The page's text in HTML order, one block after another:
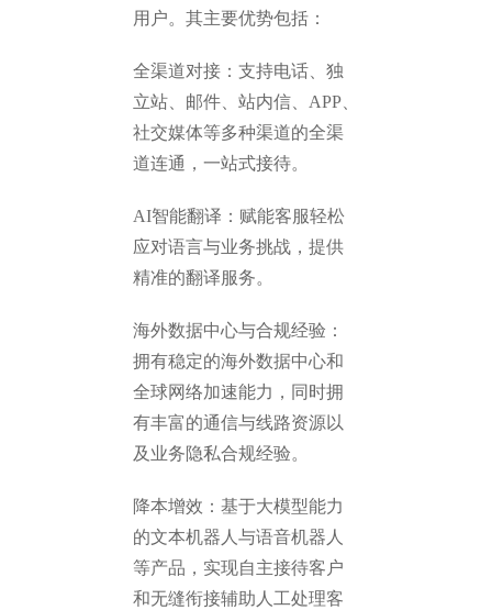
用户。其主要优势包括：
全渠道对接：支持电话、独
立站、邮件、站内信、APP、
社交媒体等多种渠道的全渠
道连通，一站式接待。
AI智能翻译：赋能客服轻松
应对语言与业务挑战，提供
精准的翻译服务。
海外数据中心与合规经验：
拥有稳定的海外数据中心和
全球网络加速能力，同时拥
有丰富的通信与线路资源以
及业务隐私合规经验。
降本增效：基于大模型能力
的文本机器人与语音机器人
等产品，实现自主接待客户
和无缝衔接辅助人工处理客